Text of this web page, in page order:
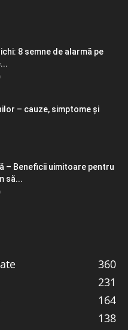
8 semne de alarmă pe
– cauze, simptome și
– Beneficii uimitoare pentru
să...
360
231
164
138